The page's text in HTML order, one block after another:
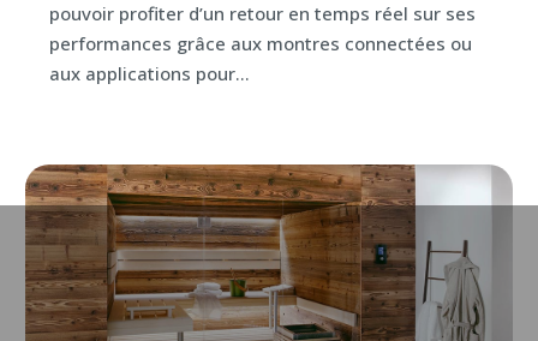
pouvoir profiter d’un retour en temps réel sur ses
performances grâce aux montres connectées ou
aux applications pour...